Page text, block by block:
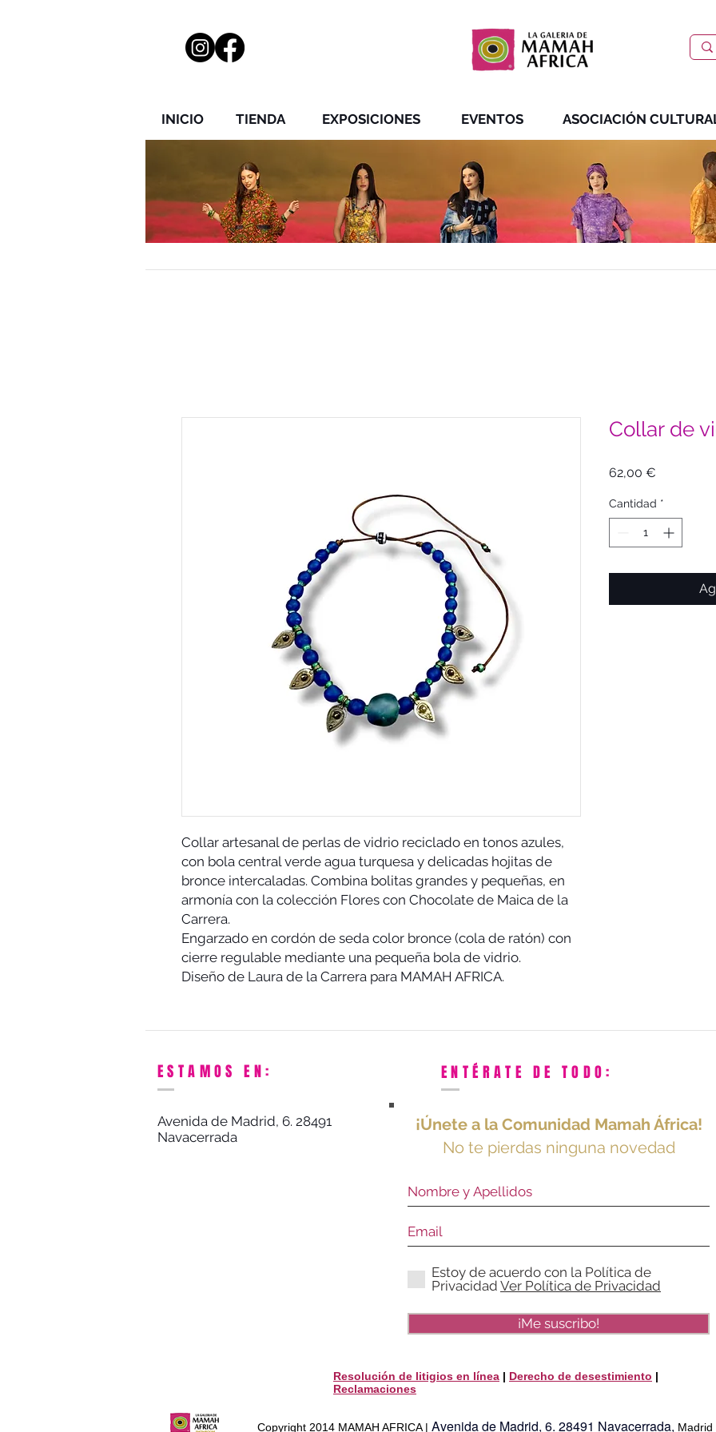
INICIO TIENDA EXPOSICIONES EVENTOS ASOCIACIÓN
Collar artesanal de perlas de vidrio reciclado en tonos azules,
con bola central verde agua turquesa y delicadas hojitas de
bronce intercaladas. Combina bolitas grandes y pequeñas, en
armonía con la colección Flores con Chocolate de Maica de la
Carrera.
Engarzado en cordón de seda color bronce (cola de ratón) con
cierre regulable mediante una pequeña bola de vidrio.
Diseño de Laura de la Carrera para MAMAH AFRICA.
Collar de
62,00 €
Cantidad *
ESTAMOS EN:
Avenida de Madrid, 6. 28491
Navacerrada
ENTÉRATE DE TODO:
¡Únete a la Comunidad Mamah África!
No te pierdas ninguna novedad
Estoy de acuerdo con la Política de
Privacidad Ver Política de Privacidad
¡Me suscribo!
Resolución de litigios en línea | Derecho de desestimiento |
Reclamaciones
Copyright 2014 MAMAH AFRICA | Avenida de Madrid, 6. 28491 Navacerrada, Madrid